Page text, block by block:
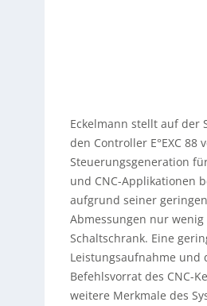
Eckelmann stellt auf der
den Controller E°EXC 88
Steuerungsgeneration
und CNC-Applikationen
aufgrund seiner geringen
Abmessungen nur wenig
Schaltschrank. Eine
Leistungsaufnahme und
Befehlsvorrat des CNC-
weitere Merkmale des